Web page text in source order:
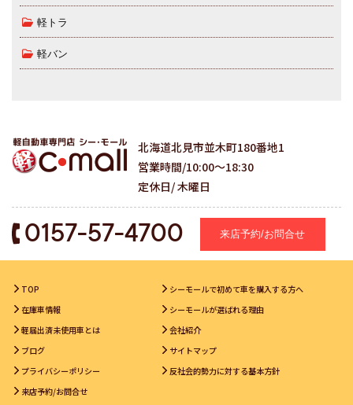
軽トラ
軽バン
北海道北見市並木町180番地1
営業時間/10:00～18:30
定休日/ 木曜日
0157-57-4700 来店予約/お問合せ
TOP
シーモールで初めて車を購入する方へ
在庫車情報
シーモールが選ばれる理由
軽届出済未使用車とは
会社紹介
ブログ
サイトマップ
プライバシーポリシー
反社会的勢力に対する基本方針
来店予約/お問合せ